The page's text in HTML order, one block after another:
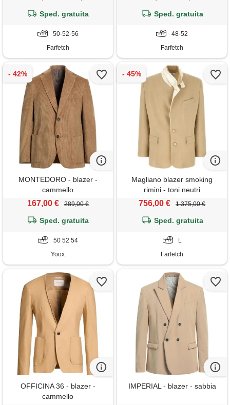
Sped. gratuita
50-52-56
Farfetch
Sped. gratuita
48-52
Farfetch
MONTEDORO - blazer -
cammello
167,00 € 289,00 €
Sped. gratuita
50 52 54
Yoox
Magliano blazer smoking
rimini - toni neutri
756,00 € 1.375,00 €
Sped. gratuita
L
Farfetch
OFFICINA 36 - blazer -
cammello
IMPERIAL - blazer - sabbia